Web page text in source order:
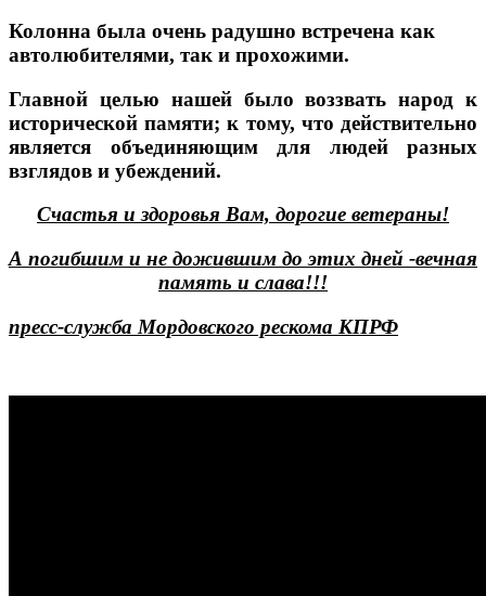
Колонна была очень радушно встречена как
автолюбителями, так и прохожими.
Главной целью нашей было воззвать народ к
исторической памяти; к тому, что действительно
является объединяющим для людей разных
взглядов и убеждений.
Счастья и здоровья Вам, дорогие ветераны!
А погибшим и не дожившим до этих дней -вечная
память и слава!!!
пресс-служба Мордовского рескома КПРФ